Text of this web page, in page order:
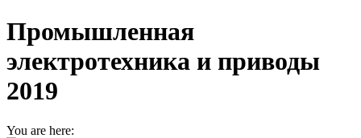
Промышленная
электротехника и приводы
2019
You are here: